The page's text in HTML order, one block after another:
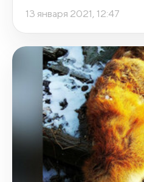
13 января 2021, 12:47